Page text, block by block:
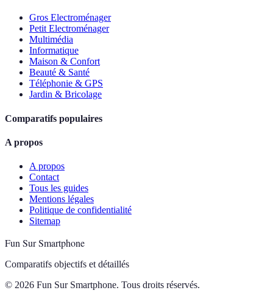
Gros Electroménager
Petit Electroménager
Multimédia
Informatique
Maison & Confort
Beauté & Santé
Téléphonie & GPS
Jardin & Bricolage
Comparatifs populaires
A propos
A propos
Contact
Tous les guides
Mentions légales
Politique de confidentialité
Sitemap
Fun Sur Smartphone
Comparatifs objectifs et détaillés
© 2026 Fun Sur Smartphone. Tous droits réservés.